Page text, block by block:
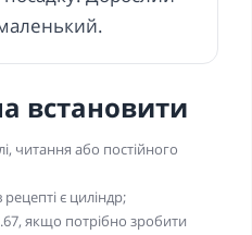
встановити
читання або постійного
є циліндр;
якщо потрібно зробити